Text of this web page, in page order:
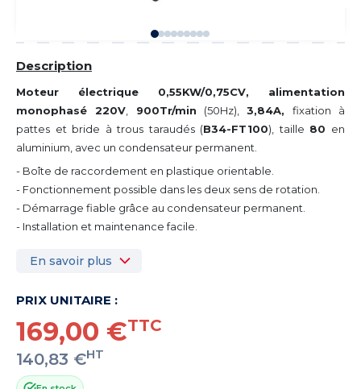
Description
Moteur électrique 0,55KW/0,75CV, alimentation
monophasé 220V
900Tr/min (50Hz),3,84A, fixation à
pattes et bride à trous taraudés (B34-FT100), taille 80 en
aluminium, avec un condensateur permanent.
- Boîte de raccordement en plastique orientable.
- Fonctionnement possible dans les deux sens de rotation.
- Démarrage fiable grâce au condensateur permanent.
- Installation et maintenance facile.
En savoir plus
PRIX UNITAIRE :
169,00 €TTC
140,83 €HT